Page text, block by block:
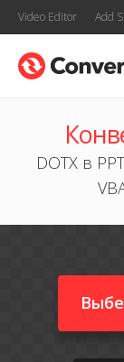
Video Editor Add
DOTX в